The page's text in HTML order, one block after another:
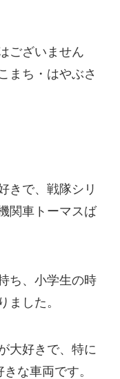
ございません
まち・はやぶさ
きで、戦隊シリ
関車トーマスば
ち、小学生の時
ました。
大好きで、特に
な車両です。